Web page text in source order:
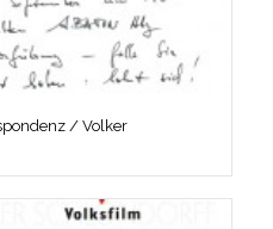
/ Volker